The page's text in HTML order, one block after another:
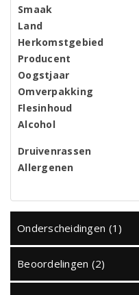
Smaak
Land
Herkomstgebied
Producent
Oogstjaar
Omverpakking
Flesinhoud
Alcohol
Druivenrassen
Allergenen
Onderscheidingen (1)
Beoordelingen (2)